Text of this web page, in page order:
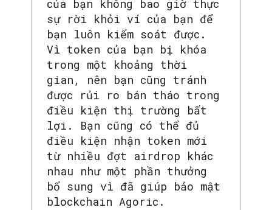
SEARCH...
của bạn không bao giờ thực
sự rời khỏi ví của bạn để
bạn luôn kiểm soát được.
Vì token của bạn bị khóa
trong một khoảng thời
gian, nên bạn cũng tránh
được rủi ro bán tháo trong
điều kiện thị trường bất
lợi. Bạn cũng có thể đủ
điều kiện nhận token mới
từ nhiều đợt airdrop khác
nhau như một phần thưởng
bổ sung vì đã giúp bảo mật
blockchain Agoric.